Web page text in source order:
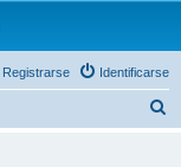
Identificarse
Registrarse